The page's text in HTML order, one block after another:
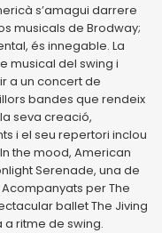
s’amagui darrere
musicals de Brodway;
és innegable. La
musical del swing i
a un concert de
bandes que rendeix
seva creació,
i el seu repertori inclou
the mood, American
Serenade, una de
per The
ballet The Jiving
a ritme de swing.